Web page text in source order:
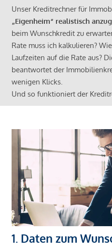
Unser Kreditrechner für
„Eigenheim“ realistisch
beim Wunschkredit zu
Rate muss ich kalkulieren?
Laufzeiten auf die Rate aus?
beantwortet der
wenigen Klicks.
Und so funktioniert der
1. Daten zum